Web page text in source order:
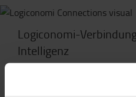
Logiconomi-
Intelligenz